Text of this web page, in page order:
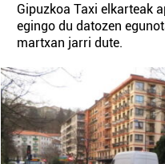
Gipuzkoa Taxi elkarteak
egingo du datozen
martxan jarri dute.